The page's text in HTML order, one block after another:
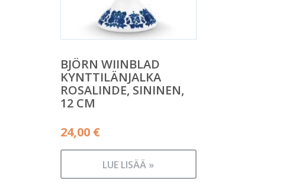
BJÖRN WIINBLAD
KYNTTILÄNJALKA
ROSALINDE, SININEN,
12 CM
24,00 €
LUE LISÄÄ »